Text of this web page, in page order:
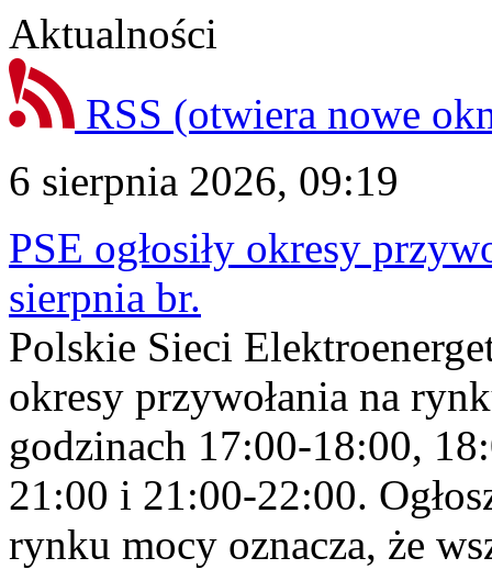
Aktualności
RSS (otwiera nowe
6 sierpnia 2026, 09:19
PSE ogłosiły okresy
sierpnia br.
Polskie Sieci
okresy przywołania na
godzinach 17:00-18:00,
21:00 i 21:00-22:00.
rynku mocy oznacza, że